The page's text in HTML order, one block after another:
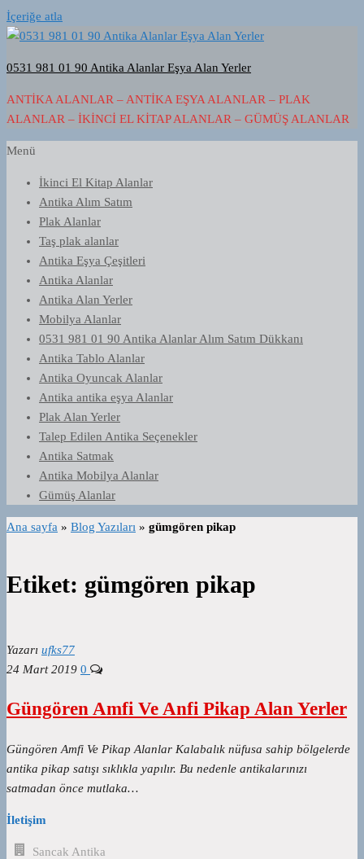
İçeriğe atla
0531 981 01 90 Antika Alanlar Eşya Alan Yerler
ANTIKA ALANLAR – ANTIKA EŞYA ALANLAR – PLAK
ALANLAR – İKINCI EL KITAP ALANLAR – GÜMÜŞ ALANLAR
Menü
İkinci El Kitap Alanlar
Antika Alım Satım
Plak Alanlar
Taş plak alanlar
Antika Eşya Çeşitleri
Antika Alanlar
Antika Alan Yerler
Mobilya Alanlar
0531 981 01 90 Antika Alanlar Alım Satım Dükkanı
Antika Tablo Alanlar
Antika Oyuncak Alanlar
Antika antika eşya Alanlar
Plak Alan Yerler
Talep Edilen Antika Seçenekler
Antika Satmak
Antika Mobilya Alanlar
Gümüş Alanlar
Ana sayfa » Blog Yazıları » gümgören pikap
Etiket: gümgören pikap
Yazarı ufks77
24 Mart 2019 0
Güngören Amfi Ve Anfi Pikap Alan Yerler
Güngören Amfi Ve Pikap Alanlar Kalabalık nüfusa sahip bölgelerde
antika pikap satışı sıklıkla yapılır. Bu nedenle antikalarınızı
satmadan önce mutlaka…
İletişim
Sancak Antika